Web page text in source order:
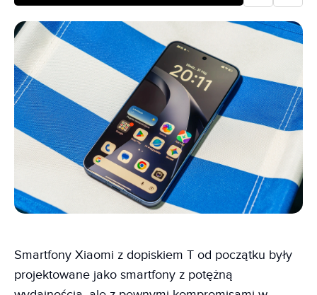
Smartfony Xiaomi z dopiskiem T od początku były
projektowane jako smartfony z potężną